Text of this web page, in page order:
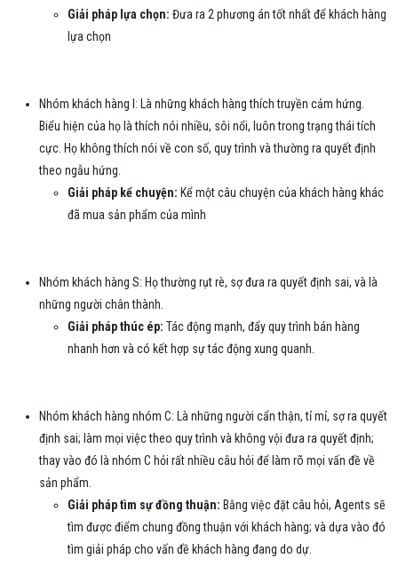
Giải pháp lựa chọn: Đưa ra 2 phương án tốt nhất để khách hàng
lựa chọn
Nhóm khách hàng I: Là những khách hàng thích truyền cảm hứng.
Biểu hiện của họ là thích nói nhiều, sôi nổi, luôn trong trạng thái tích
cực. Họ không thích nói về con số, quy trình và thường ra quyết định
theo ngẫu hứng.
Giải pháp kể chuyện: Kể một câu chuyện của khách hàng khác
đã mua sản phẩm của mình
Nhóm khách hàng S: Họ thường rụt rè, sợ đưa ra quyết định sai, và là
những người chân thành.
Giải pháp thúc ép: Tác động mạnh, đẩy quy trình bán hàng
nhanh hơn và có kết hợp sự tác động xung quanh.
Nhóm khách hàng nhóm C: Là những người cẩn thận, tỉ mỉ, sợ ra quyết
định sai; làm mọi việc theo quy trình và không vội đưa ra quyết định;
thay vào đó là nhóm C hỏi rất nhiều câu hỏi để làm rõ mọi vấn đề về
sản phẩm.
Giải pháp tìm sự đồng thuận: Bằng việc đặt câu hỏi, Agents sẽ
tìm được điểm chung đồng thuận với khách hàng; và dựa vào đó
tìm giải pháp cho vấn đề khách hàng đang do dự.